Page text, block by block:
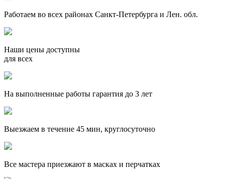
Работаем во всех районах Санкт-Петербурга и Лен. обл.
Наши цены доступны
для всех
На выполненные работы гарантия до 3 лет
Выезжаем в течение 45 мин, круглосуточно
Все мастера приезжают в масках и перчатках